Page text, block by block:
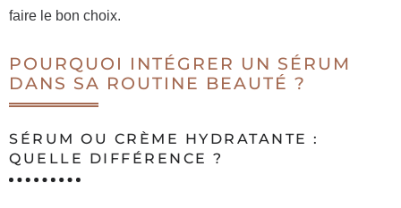
faire le bon choix.
POURQUOI INTÉGRER UN SÉRUM
DANS SA ROUTINE BEAUTÉ ?
SÉRUM OU CRÈME HYDRATANTE :
QUELLE DIFFÉRENCE ?